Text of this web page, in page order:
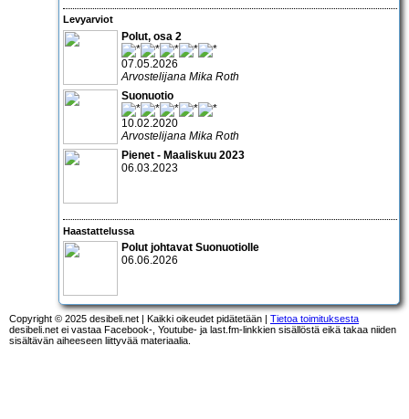
Levyarviot
Polut, osa 2
07.05.2026
Arvostelijana Mika Roth
Suonuotio
10.02.2020
Arvostelijana Mika Roth
Pienet - Maaliskuu 2023
06.03.2023
Haastattelussa
Polut johtavat Suonuotiolle
06.06.2026
Copyright © 2025 desibeli.net | Kaikki oikeudet pidätetään | Tietoa toimituksesta
desibeli.net ei vastaa Facebook-, Youtube- ja last.fm-linkkien sisällöstä eikä takaa niiden
sisältävän aiheeseen liittyvää materiaalia.